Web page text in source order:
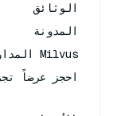
الوثائق
المدونة
Milvus المدار
احجز عرضاً